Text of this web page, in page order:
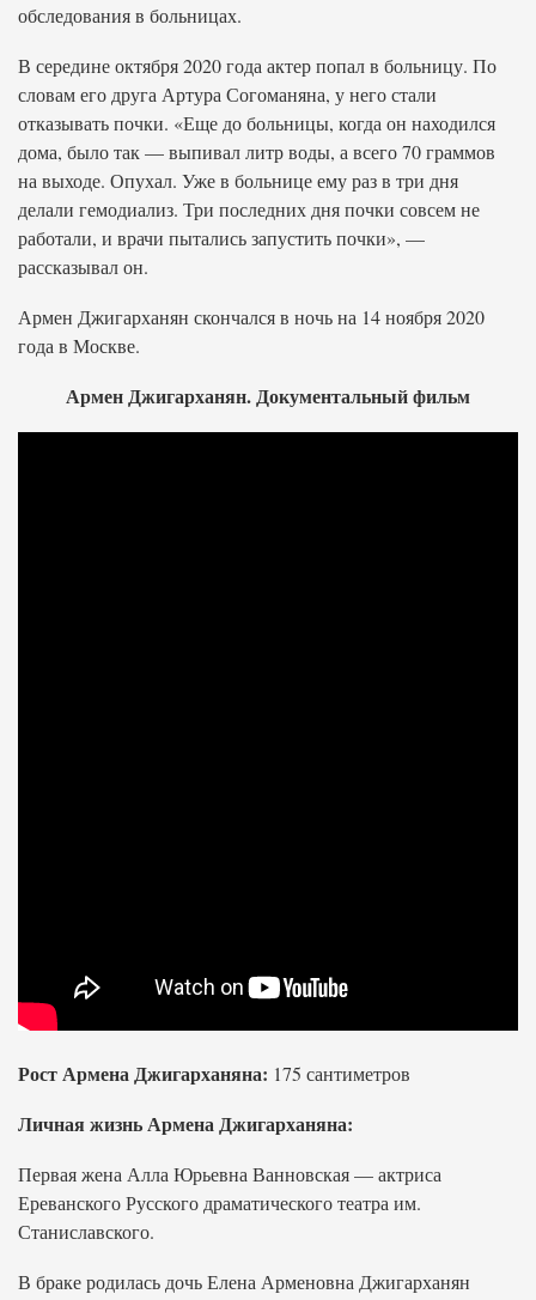
обследования в больницах.
В середине октября 2020 года актер попал в больницу. По
словам его друга Артура Согоманяна, у него стали
отказывать почки. «Еще до больницы, когда он находился
дома, было так — выпивал литр воды, а всего 70 граммов
на выходе. Опухал. Уже в больнице ему раз в три дня
делали гемодиализ. Три последних дня почки совсем не
работали, и врачи пытались запустить почки», —
рассказывал он.
Армен Джигарханян скончался в ночь на 14 ноября 2020
года в Москве.
Армен Джигарханян. Документальный фильм
Рост Армена Джигарханяна: 175 сантиметров
Личная жизнь Армена Джигарханяна:
Первая жена Алла Юрьевна Ванновская — актриса
Ереванского Русского драматического театра им.
Станиславского.
В браке родилась дочь Елена Арменовна Джигарханян